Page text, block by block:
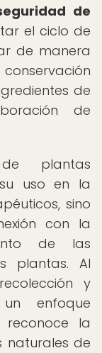
de
el ciclo de
de manera
de
de
plantas
uso en la
sino
con la
de las
plantas. Al
y
enfoque
la
naturales de